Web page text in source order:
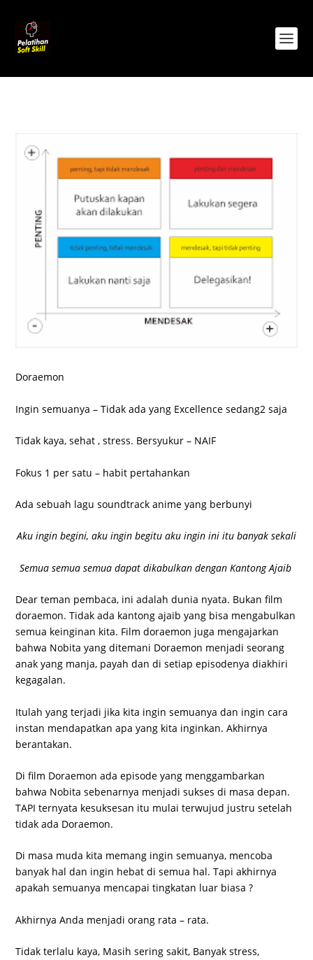
Doraemon
Ingin semuanya – Tidak ada yang Excellence sedang2 saja
Tidak kaya, sehat , stress. Bersyukur – NAIF
Fokus 1 per satu – habit pertahankan
Ada sebuah lagu soundtrack anime yang berbunyi
Aku ingin begini, aku ingin begitu aku ingin ini itu banyak sekali
Semua semua semua dapat dikabulkan dengan Kantong Ajaib
Dear teman pembaca, ini adalah dunia nyata. Bukan film
doraemon. Tidak ada kantong ajaib yang bisa mengabulkan
semua keinginan kita. Film doraemon juga mengajarkan
bahwa Nobita yang ditemani Doraemon menjadi seorang
anak yang manja, payah dan di setiap episodenya diakhiri
kegagalan.
Itulah yang terjadi jika kita ingin semuanya dan ingin cara
instan mendapatkan apa yang kita inginkan. Akhirnya
berantakan.
Di film Doraemon ada episode yang menggambarkan
bahwa Nobita sebenarnya menjadi sukses di masa depan.
TAPI ternyata kesuksesan itu mulai terwujud justru setelah
tidak ada Doraemon.
Di masa muda kita memang ingin semuanya, mencoba
banyak hal dan ingin hebat di semua hal. Tapi akhirnya
apakah semuanya mencapai tingkatan luar biasa ?
Akhirnya Anda menjadi orang rata – rata.
Tidak terlalu kaya, Masih sering sakit, Banyak stress,